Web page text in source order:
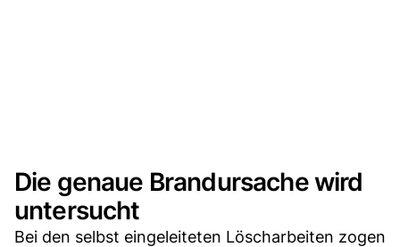
Die genaue Brandursache wird
untersucht
Bei den selbst eingeleiteten Löscharbeiten zogen